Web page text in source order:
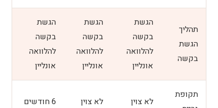
תהליך
הגשת
בקשה
הגשת
בקשה
להלוואה
אונליין
הגשת
בקשה
להלוואה
אונליין
הגשת
בקשה
להלוואה
אונליין
תקופת
לא צוין לא צוין 6 חודשים